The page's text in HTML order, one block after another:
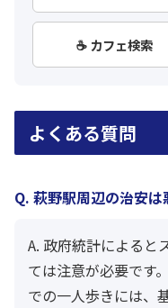
☕ カフェ検索
よくある質問
Q. 萩野駅周辺の治安は
A. 政府統計によると
ては注意が必要です
での一人歩きには、